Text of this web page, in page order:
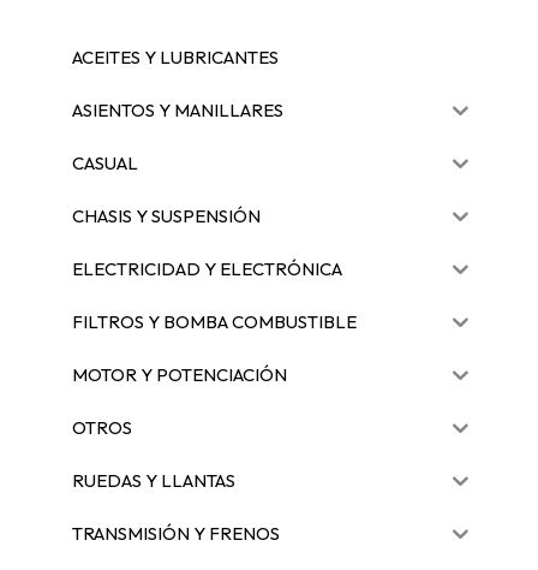
ACEITES Y LUBRICANTES
ASIENTOS Y MANILLARES
CASUAL
CHASIS Y SUSPENSIÓN
ELECTRICIDAD Y ELECTRÓNICA
FILTROS Y BOMBA COMBUSTIBLE
MOTOR Y POTENCIACIÓN
OTROS
RUEDAS Y LLANTAS
TRANSMISIÓN Y FRENOS